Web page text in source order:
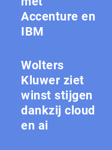
Accenture en
IBM
Wolters
Kluwer ziet
winst stijgen
dankzij cloud
en ai